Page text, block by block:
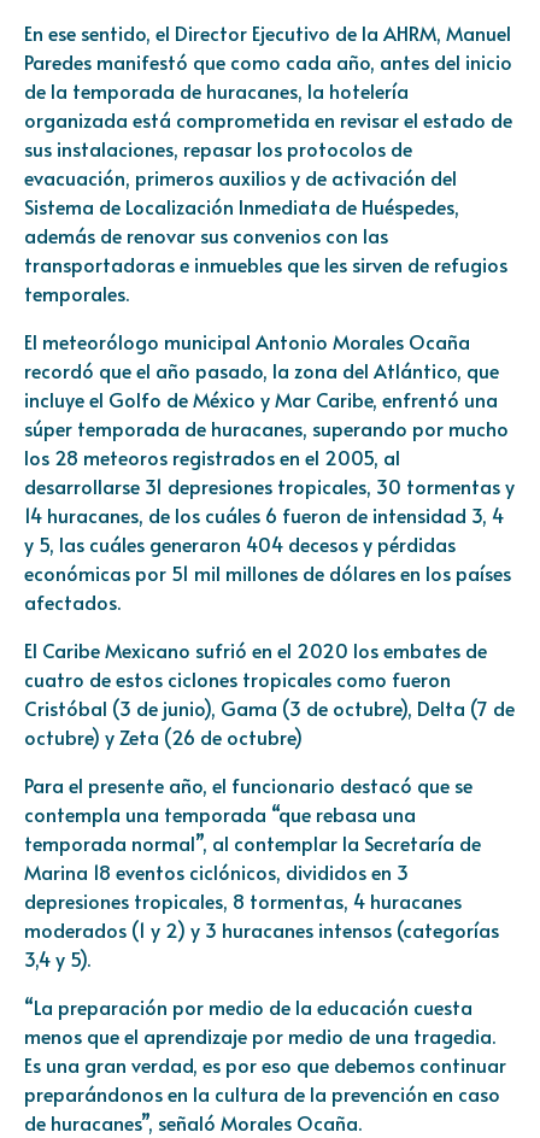
En ese sentido, el Director Ejecutivo de la AHRM, Manuel
Paredes manifestó que como cada año, antes del inicio
de la temporada de huracanes, la hotelería
organizada está comprometida en revisar el estado de
sus instalaciones, repasar los protocolos de
evacuación, primeros auxilios y de activación del
Sistema de Localización Inmediata de Huéspedes,
además de renovar sus convenios con las
transportadoras e inmuebles que les sirven de refugios
temporales.
El meteorólogo municipal Antonio Morales Ocaña
recordó que el año pasado, la zona del Atlántico, que
incluye el Golfo de México y Mar Caribe, enfrentó una
súper temporada de huracanes, superando por mucho
los 28 meteoros registrados en el 2005, al
desarrollarse 31 depresiones tropicales, 30 tormentas y
14 huracanes, de los cuáles 6 fueron de intensidad 3, 4
y 5, las cuáles generaron 404 decesos y pérdidas
económicas por 51 mil millones de dólares en los países
afectados.
El Caribe Mexicano sufrió en el 2020 los embates de
cuatro de estos ciclones tropicales como fueron
Cristóbal (3 de junio), Gama (3 de octubre), Delta (7 de
octubre) y Zeta (26 de octubre)
Para el presente año, el funcionario destacó que se
contempla una temporada “que rebasa una
temporada normal”, al contemplar la Secretaría de
Marina 18 eventos ciclónicos, divididos en 3
depresiones tropicales, 8 tormentas, 4 huracanes
moderados (1 y 2) y 3 huracanes intensos (categorías
3,4 y 5).
“La preparación por medio de la educación cuesta
menos que el aprendizaje por medio de una tragedia.
Es una gran verdad, es por eso que debemos continuar
preparándonos en la cultura de la prevención en caso
de huracanes”, señaló Morales Ocaña.